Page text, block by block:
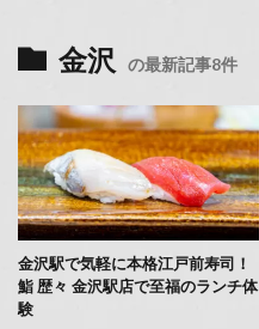
金沢 の最新記事8件
金沢駅で気軽に本格江戸前寿司！
鮨 歴々 金沢駅店で至福のランチ体
験